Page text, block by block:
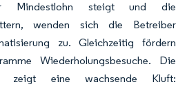
Mindestlohn steigt und die
wenden sich die Betreiber
zu. Gleichzeitig fördern
Wiederholungsbesuche. Die
zeigt eine wachsende Kluft: